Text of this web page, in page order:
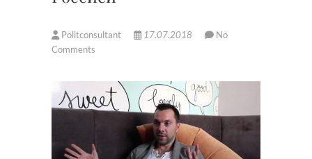
Politconsultant 17.07.2018
No
Comments